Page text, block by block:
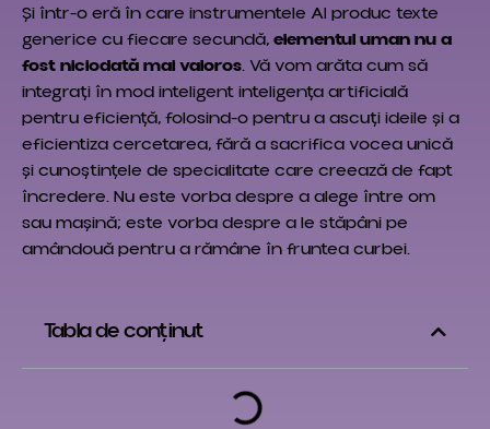
Și într-o eră în care instrumentele AI produc texte
generice cu fiecare secundă,elementul uman nu a
fost niciodată mai valoros. Vă vom arăta cum să
integrați în mod inteligent inteligența artificială
pentru eficiență, folosind-o pentru a ascuți ideile și a
eficientiza cercetarea, fără a sacrifica vocea unică
și cunoștințele de specialitate care creează de fapt
încredere. Nu este vorba despre a alege între om
sau mașină; este vorba despre a le stăpâni pe
amândouă pentru a rămâne în fruntea curbei.
Tabla de conținut